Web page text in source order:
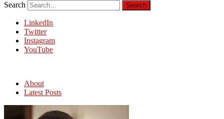
Search
LinkedIn
Twitter
Instagram
YouTube
About
Latest Posts